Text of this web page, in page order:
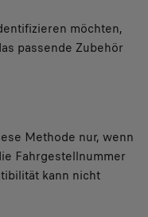
möchten,
passende Zubehör
Methode nur, wenn
Fahrgestellnummer
kann nicht